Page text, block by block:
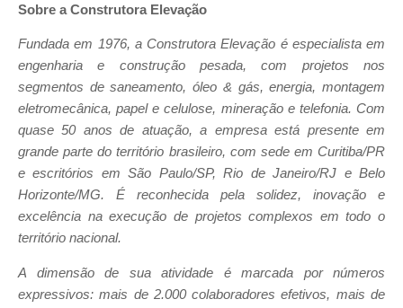
Sobre a Construtora Elevação
Fundada em 1976, a Construtora Elevação é especialista em
engenharia e construção pesada, com projetos nos
segmentos de saneamento, óleo & gás, energia, montagem
eletromecânica, papel e celulose, mineração e telefonia. Com
quase 50 anos de atuação, a empresa está presente em
grande parte do território brasileiro, com sede em Curitiba/PR
e escritórios em São Paulo/SP, Rio de Janeiro/RJ e Belo
Horizonte/MG. É reconhecida pela solidez, inovação e
excelência na execução de projetos complexos em todo o
território nacional.
A dimensão de sua atividade é marcada por números
expressivos: mais de 2.000 colaboradores efetivos, mais de